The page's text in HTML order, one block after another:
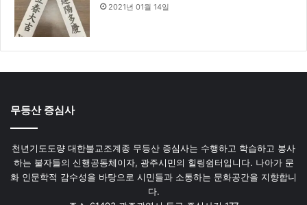
2021년 01월 14일
무등산 증심사
천년기도도량 대한불교조계종 무등산 증심사는 수행하고 학습하고 봉사
하는 불자들의 신행공동체이자, 광주시민의 힐링쉼터입니다. 나아가 문
화 인문학적 감수성을 바탕으로 시민들과 소통하는 문화공간을 지향합니
다.